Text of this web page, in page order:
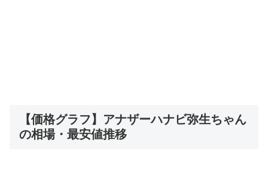
【価格グラフ】アナザーハナビ弥生ちゃん
の相場・最安値推移